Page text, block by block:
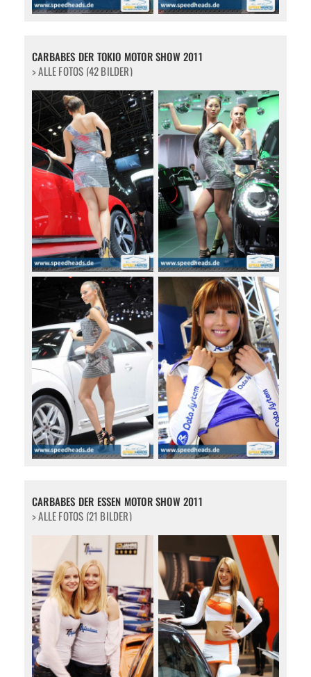
CARBABES DER TOKIO MOTOR SHOW 2011
> ALLE FOTOS (42 BILDER)
CARBABES DER ESSEN MOTOR SHOW 2011
> ALLE FOTOS (21 BILDER)